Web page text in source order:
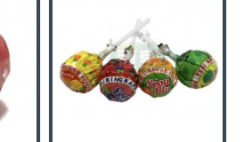
*海鮮食品*恕不退換貨